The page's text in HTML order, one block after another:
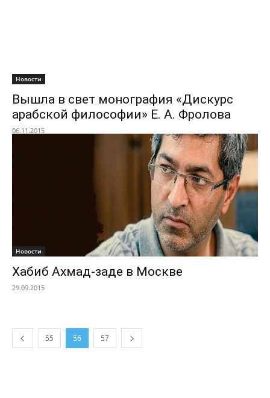
Новости
Вышла в свет монография «Дискурс
арабской философии» Е. А. Фролова
06.11.2015
Новости
Хабиб Ахмад-заде в Москве
29.09.2015
55 56 57